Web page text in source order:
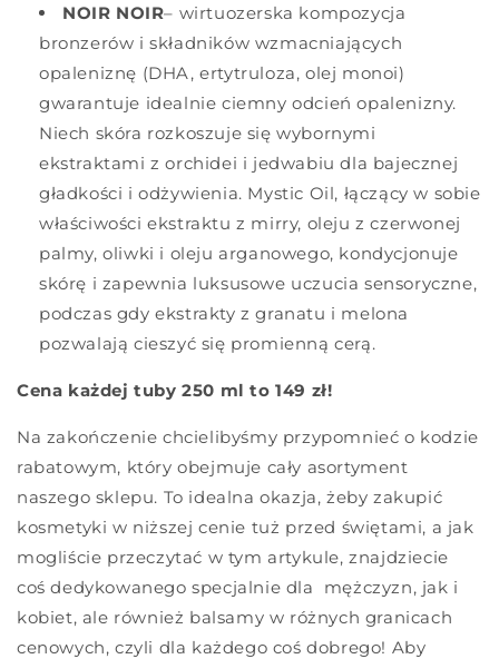
NOIR NOIR– wirtuozerska kompozycja
bronzerów i składników wzmacniających
opaleniznę (DHA, ertytruloza, olej monoi)
gwarantuje idealnie ciemny odcień opalenizny.
Niech skóra rozkoszuje się wybornymi
ekstraktami z orchidei i jedwabiu dla bajecznej
gładkości i odżywienia. Mystic Oil, łączący w sobie
właściwości ekstraktu z mirry, oleju z czerwonej
palmy, oliwki i oleju arganowego, kondycjonuje
skórę i zapewnia luksusowe uczucia sensoryczne,
podczas gdy ekstrakty z granatu i melona
pozwalają cieszyć się promienną cerą.
Cena każdej tuby 250 ml to 149 zł!
Na zakończenie chcielibyśmy przypomnieć o kodzie
rabatowym, który obejmuje cały asortyment
naszego sklepu. To idealna okazja, żeby zakupić
kosmetyki w niższej cenie tuż przed świętami, a jak
mogliście przeczytać w tym artykule, znajdziecie
coś dedykowanego specjalnie dla mężczyzn, jak i
kobiet, ale również balsamy w różnych granicach
cenowych, czyli dla każdego coś dobrego! Aby